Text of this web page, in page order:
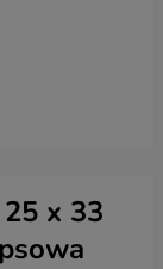
x 33